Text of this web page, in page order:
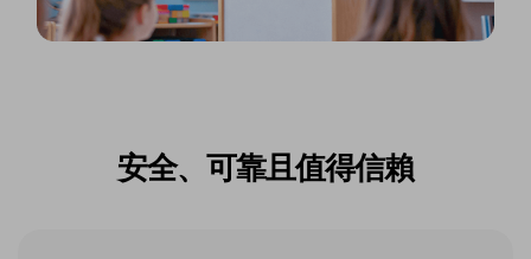
安全、可靠且值得信賴